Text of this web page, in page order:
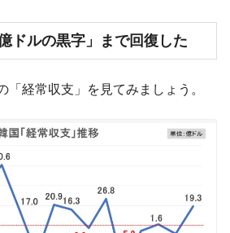
出全体の41％もある
外貨準備】2026年07月は4,279億ド
ここは北朝鮮なのか。選管がサーバ
力したのは明白だ」
在明さっそく不動産対策で浅薄な発
ドルの黒字」まで回復した
「経常収支」を見てみましょう。